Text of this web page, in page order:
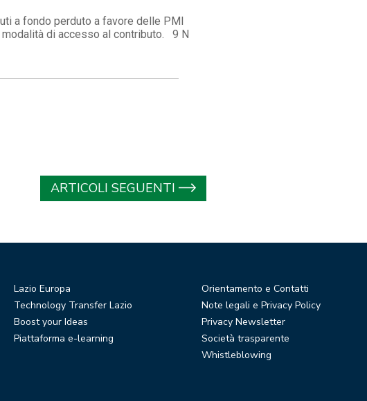
a fondo perduto a favore delle PMI
di accesso al contributo. 9 N
ARTICOLI SEGUENTI
Lazio Europa
Technology Transfer Lazio
Boost your Ideas
Piattaforma e-learning
Orientamento e Contatti
Note legali e Privacy Policy
Privacy Newsletter
Società trasparente
Whistleblowing